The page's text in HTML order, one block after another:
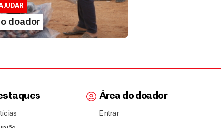
MAIS
doador
Área do doador
Entrar